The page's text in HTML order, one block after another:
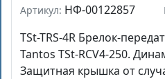
Артикул: НФ-00122857
TSt-TRS-4R Брелок-
Tantos TSt-RCV4-250.
Защитная крышка от